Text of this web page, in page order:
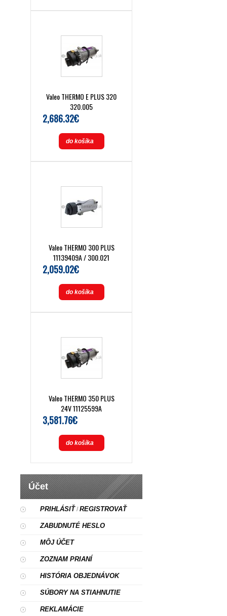
Valeo THERMO E PLUS 320
320.005
2,686.32€
do košíka
Valeo THERMO 300 PLUS
11139409A / 300.021
2,059.02€
do košíka
Valeo THERMO 350 PLUS
24V 11125599A
3,581.76€
do košíka
Účet
PRIHLÁSIŤ/REGISTROVAŤ
ZABUDNUTÉ HESLO
MÔJ ÚČET
ZOZNAM PRIANÍ
HISTÓRIA OBJEDNÁVOK
SÚBORY NA STIAHNUTIE
REKLAMÁCIE